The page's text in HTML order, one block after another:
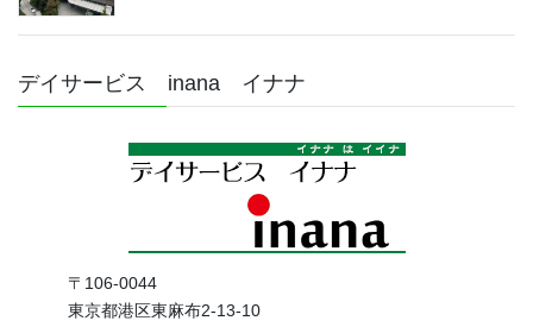
デイサービス inana イナナ
〒106-0044
東京都港区東麻布2-13-10